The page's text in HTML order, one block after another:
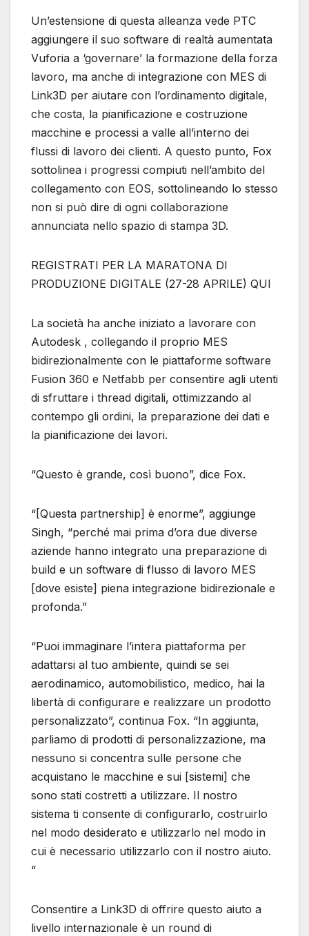
Un’estensione di questa alleanza vede PTC
aggiungere il suo software di realtà aumentata
Vuforia a ‘governare’ la formazione della forza
lavoro, ma anche di integrazione con MES di
Link3D per aiutare con l’ordinamento digitale,
che costa, la pianificazione e costruzione
macchine e processi a valle all’interno dei
flussi di lavoro dei clienti. A questo punto, Fox
sottolinea i progressi compiuti nell’ambito del
collegamento con EOS, sottolineando lo stesso
non si può dire di ogni collaborazione
annunciata nello spazio di stampa 3D.
REGISTRATI PER LA MARATONA DI
PRODUZIONE DIGITALE (27-28 APRILE) QUI
La società ha anche iniziato a lavorare con
Autodesk , collegando il proprio MES
bidirezionalmente con le piattaforme software
Fusion 360 e Netfabb per consentire agli utenti
di sfruttare i thread digitali, ottimizzando al
contempo gli ordini, la preparazione dei dati e
la pianificazione dei lavori.
“Questo è grande, così buono”, dice Fox.
“[Questa partnership] è enorme”, aggiunge
Singh, “perché mai prima d’ora due diverse
aziende hanno integrato una preparazione di
build e un software di flusso di lavoro MES
[dove esiste] piena integrazione bidirezionale e
profonda.”
“Puoi immaginare l’intera piattaforma per
adattarsi al tuo ambiente, quindi se sei
aerodinamico, automobilistico, medico, hai la
libertà di configurare e realizzare un prodotto
personalizzato”, continua Fox. “In aggiunta,
parliamo di prodotti di personalizzazione, ma
nessuno si concentra sulle persone che
acquistano le macchine e sui [sistemi] che
sono stati costretti a utilizzare. Il nostro
sistema ti consente di configurarlo, costruirlo
nel modo desiderato e utilizzarlo nel modo in
cui è necessario utilizzarlo con il nostro aiuto.
“
Consentire a Link3D di offrire questo aiuto a
livello internazionale è un round di